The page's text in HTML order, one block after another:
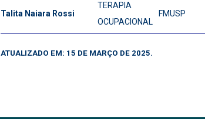
Talita Naiara Rossi
TERAPIA
OCUPACIONAL
FMUSP
ATUALIZADO EM: 15 DE MARÇO DE 2025.